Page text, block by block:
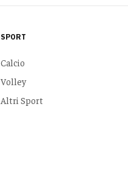
SPORT
Calcio
Volley
Altri Sport